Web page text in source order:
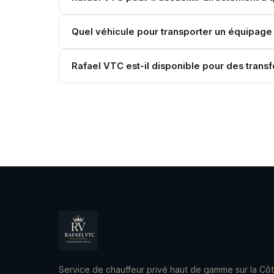
Selon les accès portuaires disponibles. Nous
Quel véhicule pour transporter un
Le V-Class (7 places, soute XXL) est idéal pour
Rafael VTC est-il disponible pour des
Service de chauffeur privé haut de gamme sur la